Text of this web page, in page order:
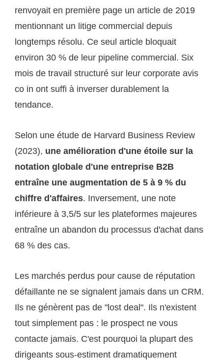
renvoyait en première page un article de 2019
mentionnant un litige commercial depuis
longtemps résolu. Ce seul article bloquait
environ 30 % de leur pipeline commercial. Six
mois de travail structuré sur leur corporate avis
co in ont suffi à inverser durablement la
tendance.
Selon une étude de Harvard Business Review
(2023), une amélioration d'une étoile sur la
notation globale d'une entreprise B2B
entraîne une augmentation de 5 à 9 % du
chiffre d'affaires. Inversement, une note
inférieure à 3,5/5 sur les plateformes majeures
entraîne un abandon du processus d'achat dans
68 % des cas.
Les marchés perdus pour cause de réputation
défaillante ne se signalent jamais dans un CRM.
Ils ne génèrent pas de "lost deal". Ils n'existent
tout simplement pas : le prospect ne vous
contacte jamais. C'est pourquoi la plupart des
dirigeants sous-estiment dramatiquement